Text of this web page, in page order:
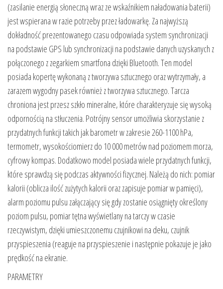
(zasilanie energią słoneczną wraz ze wskaźnikiem naładowania baterii)
jest wspierana w razie potrzeby przez ładowarkę. Za najwyższą
dokładność prezentowanego czasu odpowiada system synchronizacji
na podstawie GPS lub synchronizacji na podstawie danych uzyskanych z
połączonego z zegarkiem smartfona dzięki Bluetooth. Ten model
posiada kopertę wykonaną z tworzywa sztucznego oraz wytrzymały, a
zarazem wygodny pasek również z tworzywa sztucznego. Tarcza
chroniona jest przesz szkło mineralne, które charakteryzuje się wysoką
odpornością na stłuczenia. Potrójny sensor umożliwia skorzystanie z
przydatnych funkcji takich jak barometr w zakresie 260-1100 hPa,
termometr, wysokościomierz do 10 000 metrów nad poziomem morza,
cyfrowy kompas. Dodatkowo model posiada wiele przydatnych funkcji,
które sprawdzą się podczas aktywności fizycznej. Należą do nich: pomiar
kalorii (oblicza ilość zużytych kalorii oraz zapisuje pomiar w pamięci),
alarm poziomu pulsu załączający się gdy zostanie osiągnięty określony
poziom pulsu, pomiar tętna wyświetlany na tarczy w czasie
rzeczywistym, dzięki umieszczonemu czujnikowi na deku, czujnik
przyspieszenia (reaguje na przyspieszenie i następnie pokazuje je jako
prędkość na ekranie.
PARAMETRY